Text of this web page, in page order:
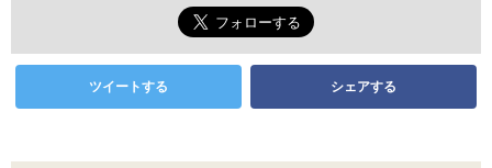
ツイートする シェアする